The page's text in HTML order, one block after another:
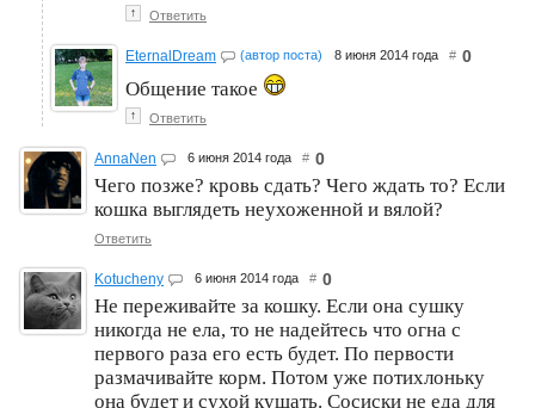
↑ Ответить
EternalDream (автор поста) 8 июня 2014 года # 0
Общение такое
↑ Ответить
AnnaNen 6 июня 2014 года # 0
Чего позже? кровь сдать? Чего ждать то? Если
кошка выглядеть неухоженной и вялой?
Ответить
Kotucheny 6 июня 2014 года # 0
Не переживайте за кошку. Если она сушку
никогда не ела, то не надейтесь что огна с
первого раза его есть будет. По первости
размачивайте корм. Потом уже потихлоньку
она будет и сухой кушать. Сосиски не еда для